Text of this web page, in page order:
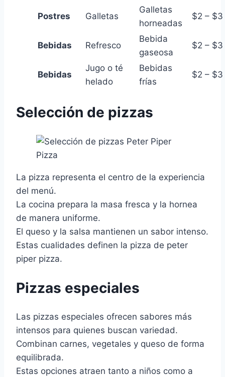
Postres Galletas
Galletas
horneadas
$2 – $3
Bebidas Refresco
Bebida
gaseosa
$2 – $3
Bebidas
Jugo o té
helado
Bebidas
frías
$2 – $3
Selección de pizzas
La pizza representa el centro de la experiencia
del menú.
La cocina prepara la masa fresca y la hornea
de manera uniforme.
El queso y la salsa mantienen un sabor intenso.
Estas cualidades definen la pizza de peter
piper pizza.
Pizzas especiales
Las pizzas especiales ofrecen sabores más
intensos para quienes buscan variedad.
Combinan carnes, vegetales y queso de forma
equilibrada.
Estas opciones atraen tanto a niños como a